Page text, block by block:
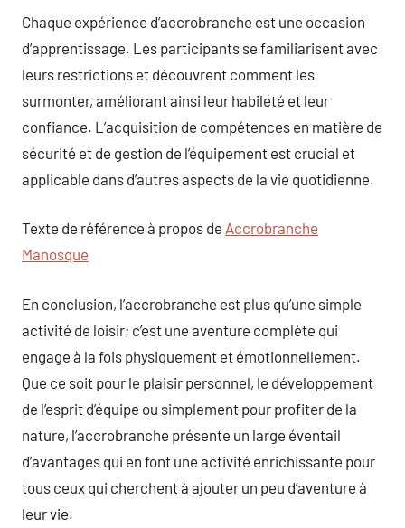
Chaque expérience d’accrobranche est une occasion
d’apprentissage. Les participants se familiarisent avec
leurs restrictions et découvrent comment les
surmonter, améliorant ainsi leur habileté et leur
confiance. L’acquisition de compétences en matière de
sécurité et de gestion de l’équipement est crucial et
applicable dans d’autres aspects de la vie quotidienne.
Texte de référence à propos de Accrobranche
Manosque
En conclusion, l’accrobranche est plus qu’une simple
activité de loisir; c’est une aventure complète qui
engage à la fois physiquement et émotionnellement.
Que ce soit pour le plaisir personnel, le développement
de l’esprit d’équipe ou simplement pour profiter de la
nature, l’accrobranche présente un large éventail
d’avantages qui en font une activité enrichissante pour
tous ceux qui cherchent à ajouter un peu d’aventure à
leur vie.